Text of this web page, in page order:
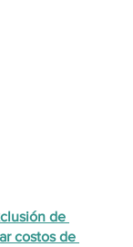
de
costos de